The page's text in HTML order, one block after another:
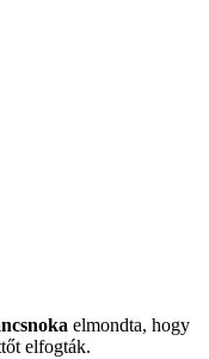
elmondta, hogy
elfogták.